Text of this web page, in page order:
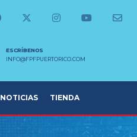
ESCRÍBENOS
INFO@FPFPUERTORICO.COM
NOTICIAS TIENDA